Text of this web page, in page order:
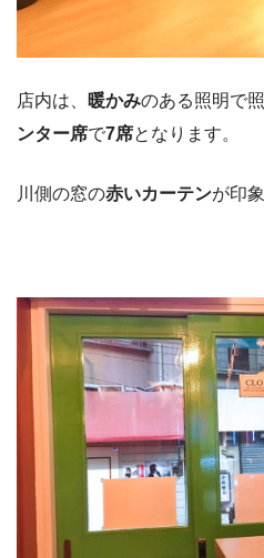
店内は、 暖かみのある照明で
ンター席で7席となります。
川側の窓の赤いカーテンが印